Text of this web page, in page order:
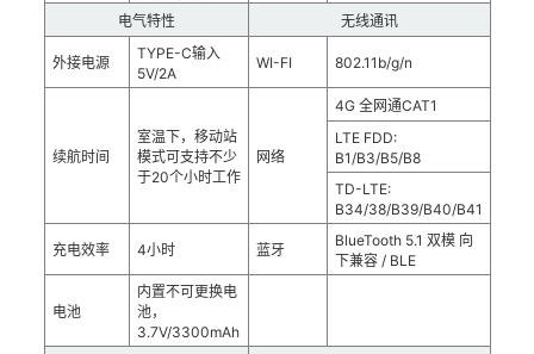
电气特性 无线通讯
外接电源
TYPE-C输入
5V/2A
WI-FI 802.11b/g/n
续航时间
室温下，移动站
模式可支持不少
于20个小时工作
网络
4G 全网通CAT1
LTE FDD:
B1/B3/B5/B8
TD-LTE:
B34/38/B39/B40/B41
充电效率 4小时 蓝牙
BlueTooth 5.1 双模 向
下兼容 / BLE
电池
内置不可更换电
池，
3.7V/3300mAh